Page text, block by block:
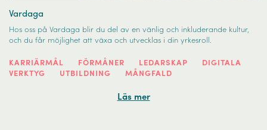
Vardaga
Hos oss på Vardaga blir du del av en vänlig och inkluderande kultur,
och du får möjlighet att växa och utvecklas i din yrkesroll.
KARRIÄRMÅL FÖRMÅNER LEDARSKAP
DIGITALA
VERKTYG
UTBILDNING MÅNGFALD
Läs mer